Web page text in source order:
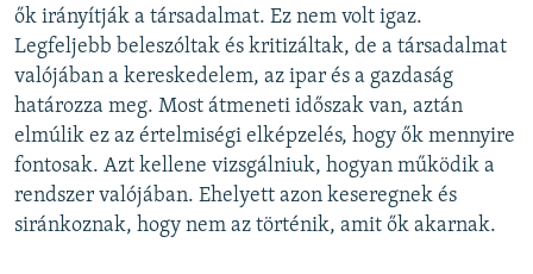
ők irányítják a társadalmat. Ez nem volt igaz.
Legfeljebb beleszóltak és kritizáltak, de a társadalmat
valójában a kereskedelem, az ipar és a gazdaság
határozza meg. Most átmeneti időszak van, aztán
elmúlik ez az értelmiségi elképzelés, hogy ők mennyire
fontosak. Azt kellene vizsgálniuk, hogyan működik a
rendszer valójában. Ehelyett azon keseregnek és
siránkoznak, hogy nem az történik, amit ők akarnak.